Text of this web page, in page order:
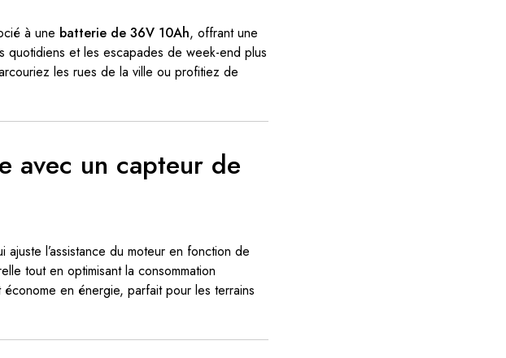
à une batterie de 36V 10Ah, offrant une
quotidiens et les escapades de week-end plus
les rues de la ville ou profitiez de
avec un capteur de
ajuste l’assistance du moteur en fonction de
tout en optimisant la consommation
en énergie, parfait pour les terrains